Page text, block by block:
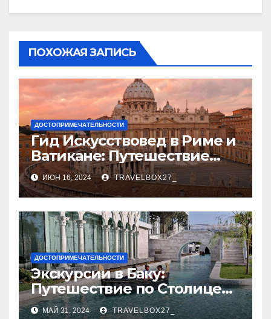
ПОХОЖАЯ ЗАПИСЬ
ДОСТОПРИМЕЧАТЕЛЬНОСТИ
Гид Искусствовед в Риме и
Ватикане: Путешествие
Сквозь Века Искусства
ИЮН 16, 2024 TRAVELBOX27_
ДОСТОПРИМЕЧАТЕЛЬНОСТИ
Экскурсии в Баку:
Путешествие по Столице
Азербайджана
МАЙ 31, 2024 TRAVELBOX27_